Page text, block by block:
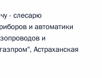
- слесарю
и автоматики
и
Астраханская